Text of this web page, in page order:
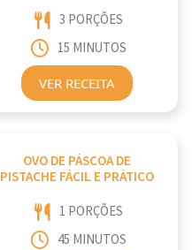
3 PORÇÕES
15 MINUTOS
VER RECEITA
OVO DE PÁSCOA DE
PISTACHE FÁCIL E PRÁTICO
1 PORÇÕES
45 MINUTOS